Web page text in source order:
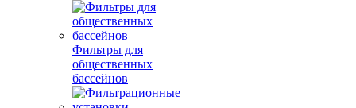
Фильтры для
общественных
бассейнов